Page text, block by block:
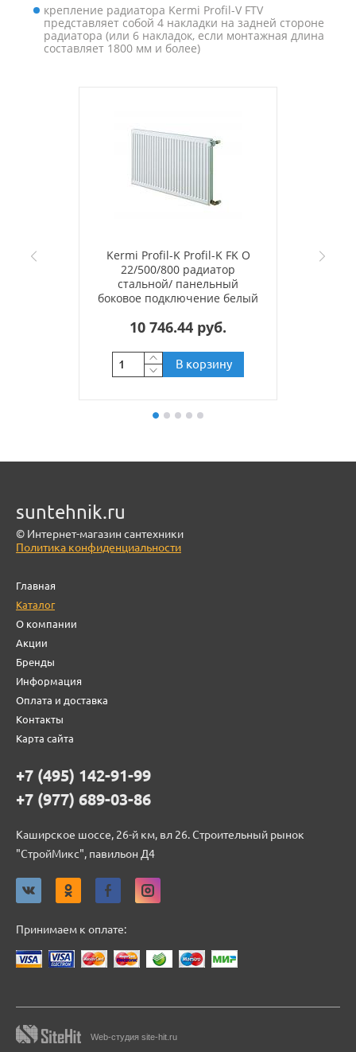
крепление радиатора Kermi Profil-V FTV
представляет собой 4 накладки на задней стороне
радиатора (или 6 накладок, если монтажная длина
составляет 1800 мм и более)
Kermi Profil-K Profil-K FK O
22/500/800 радиатор
стальной/ панельный
боковое подключение белый
10 746.44 руб.
В корзину
suntehnik.ru
© Интернет-магазин сантехники
Политика конфиденциальности
Главная
Каталог
О компании
Акции
Бренды
Информация
Оплата и доставка
Контакты
Карта сайта
+7 (495) 142-91-99
+7 (977) 689-03-86
Каширское шоссе, 26-й км, вл 26. Строительный рынок
"СтройМикс", павильон Д4
Принимаем к оплате:
Web-студия site-hit.ru